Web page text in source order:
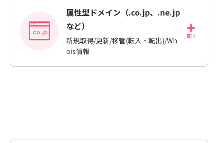
属性型ドメイン（.co.jp、.ne.jp
など）
新規取得/更新/移管(転入・転出)/Wh
ois情報